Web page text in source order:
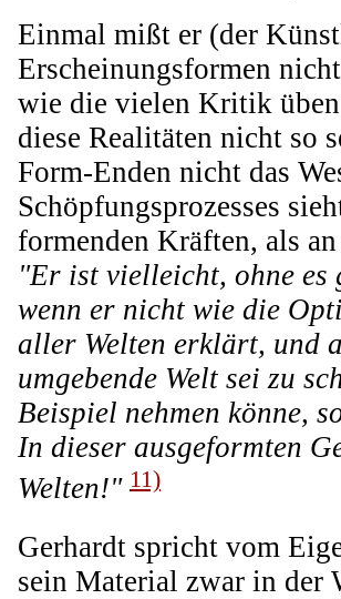
Einmal mißt er (der
Erscheinungsformen
wie die vielen Kritik
diese Realitäten nicht so
Form-Enden nicht das
Schöpfungsprozesses
formenden Kräften, als
"Er ist vielleicht, ohne es
wenn er nicht wie die
aller Welten erklärt, und
umgebende Welt sei zu
Beispiel nehmen könne,
In dieser ausgeformten
Welten!" 11)
Gerhardt spricht vom
sein Material zwar in der